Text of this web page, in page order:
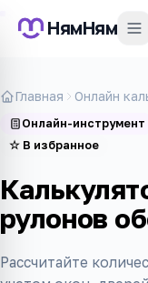
НямНям
Главная Онлайн
Онлайн-инструмент
☆ В избранное
рулонов
Рассчитайте